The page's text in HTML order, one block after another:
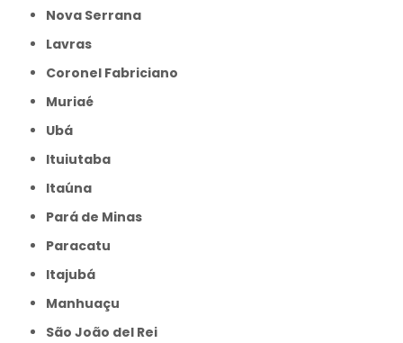
Nova Serrana
Lavras
Coronel Fabriciano
Muriaé
Ubá
Ituiutaba
Itaúna
Pará de Minas
Paracatu
Itajubá
Manhuaçu
São João del Rei